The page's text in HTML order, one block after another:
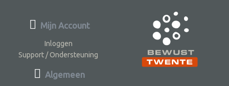
Mijn Account
Inloggen
Support / Ondersteuning
Algemeen